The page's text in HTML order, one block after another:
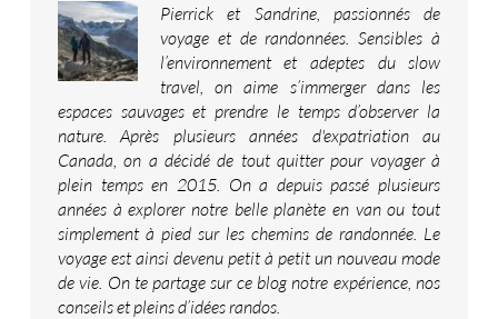
Pierrick et Sandrine, passionnés de
voyage et de randonnées. Sensibles à
l’environnement et adeptes du slow
travel, on aime s’immerger dans les
espaces sauvages et prendre le temps d’observer la
nature. Après plusieurs années d'expatriation au
Canada, on a décidé de tout quitter pour voyager à
plein temps en 2015. On a depuis passé plusieurs
années à explorer notre belle planète en van ou tout
simplement à pied sur les chemins de randonnée. Le
voyage est ainsi devenu petit à petit un nouveau mode
de vie. On te partage sur ce blog notre expérience, nos
conseils et pleins d’idées randos.